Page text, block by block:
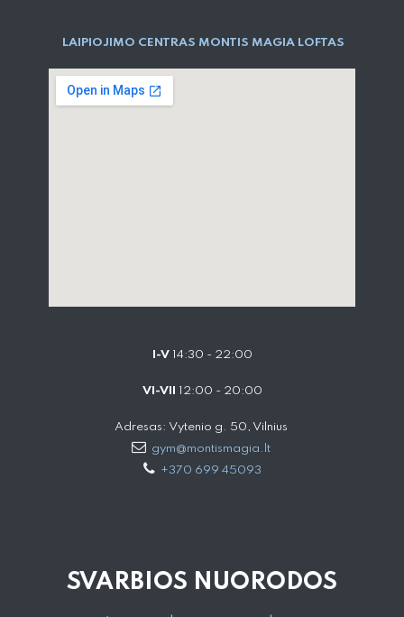
LAIPIOJIMO CENTRAS MONTIS MAGIA LOFTAS
I-V14:30 - 22:00
VI-VII 12:00 - 20:00
Adresas: Vytenio g. 50, Vilnius
gym@montismagia.lt
+370 699 45093
SVARBIOS NUORODOS